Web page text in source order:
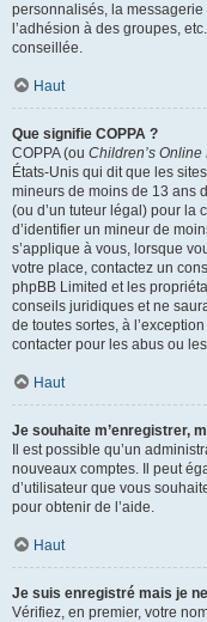
personnalisés, la
l’adhésion à des groupes,
conseillée.
Haut
Que signifie COPPA ?
COPPA (ou Children’s
États-Unis qui dit que les
mineurs de moins de 13 ans
(ou d’un tuteur légal) pour la
d’identifier un mineur de
s’applique à vous, lorsque
votre place, contactez un
phpBB Limited et les
conseils juridiques et ne
de toutes sortes, à
contacter pour les abus ou
Haut
Je souhaite m’enregistrer,
Il est possible qu’un
nouveaux comptes. Il peut
d’utilisateur que vous
pour obtenir de l’aide.
Haut
Je suis enregistré mais je
Vérifiez, en premier, votre